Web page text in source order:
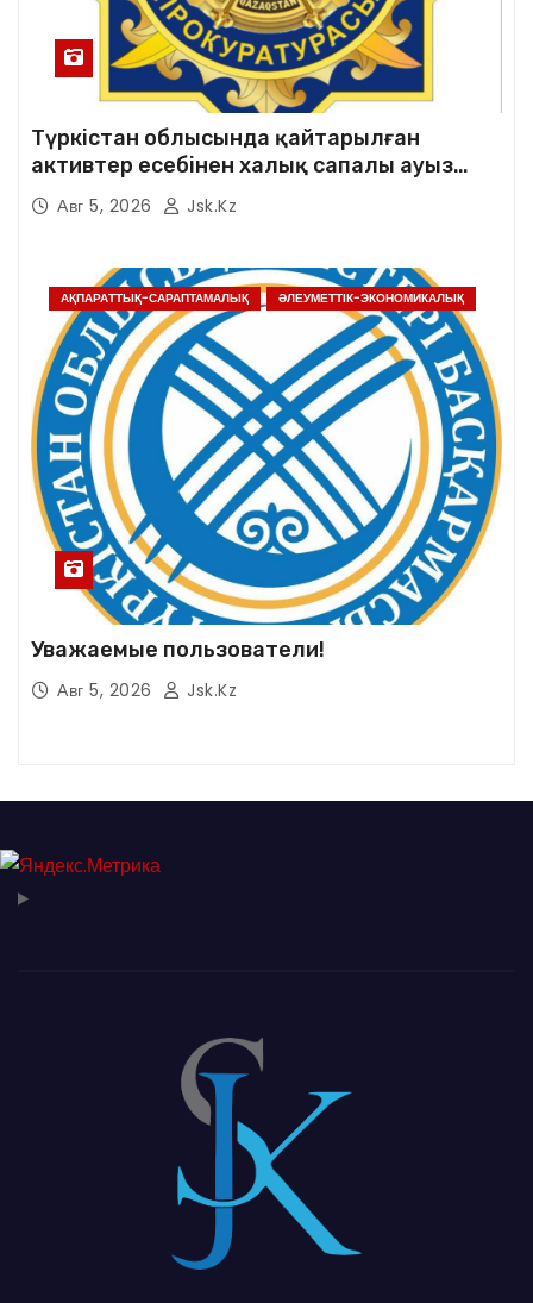
Түркістан облысында қайтарылған
активтер есебінен халық сапалы ауыз
сумен қамтылды
Авг 5, 2026 Jsk.kz
АҚПАРАТТЫҚ-САРАПТАМАЛЫҚ ӘЛЕУМЕТТІК-ЭКОНОМИКАЛЫҚ
Уважаемые пользователи!
Авг 5, 2026 Jsk.kz